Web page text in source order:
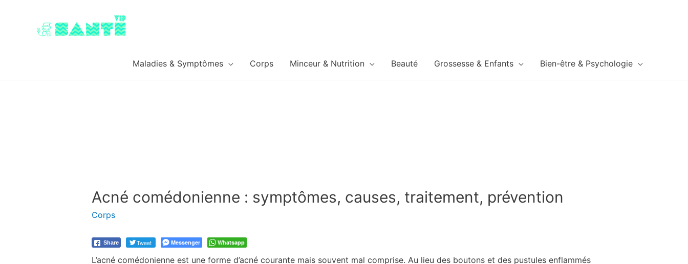
Maladies & Symptômes Corps Minceur & Nutrition Beauté Grossesse & Enfants Bien-être & Psychologie
Acné comédonienne : symptômes, causes, traitement, prévention
Corps
Share Tweet Messenger Whatsapp
L’acné comédonienne est une forme d’acné courante mais souvent mal comprise. Au lieu des boutons et des pustules enflammés